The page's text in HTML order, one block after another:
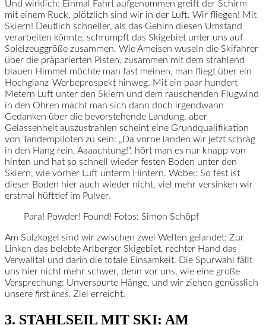
Und wirklich: Einmal Fahrt aufgenommen greift der Schirm
mit einem Ruck, plötzlich sind wir in der Luft. Wir fliegen! Mit
Skiern! Deutlich schneller, als das Gehirn diesen Umstand
verarbeiten könnte, schrumpft das Skigebiet unter uns auf
Spielzeuggröße zusammen. Wie Ameisen wuseln die Skifahrer
über die präparierten Pisten, zusammen mit dem strahlend
blauen Himmel möchte man fast meinen, man fliegt über ein
Hochglanz-Werbeprospekt hinweg. Mit ein paar hundert
Metern Luft unter den Skiern und dem rauschenden Flugwind
in den Ohren macht man sich dann doch irgendwann
Gedanken über die bevorstehende Landung, aber
Gelassenheit auszustrahlen scheint eine Grundqualifikation
von Tandempiloten zu sein: „Da vorne landen wir jetzt schräg
in den Hang rein, Aaaachtung!“, hört man es nur knapp von
hinten und hat so schnell wieder festen Boden unter den
Skiern, wie vorher Luft unterm Hintern. Wobei: So fest ist
dieser Boden hier auch wieder nicht, viel mehr versinken wir
erstmal hüfttief im Pulver.
Para! Powder! Found! Fotos: Simon Schöpf
Am Sulzkogel sind wir zwischen zwei Welten gelandet: Zur
Linken das belebte Arlberger Skigebiet, rechter Hand das
Verwalltal und darin die totale Einsamkeit. Die Spurwahl fällt
uns hier nicht mehr schwer, denn vor uns, wie eine große
Versprechung: Unverspurte Hänge, und wir ziehen genüsslich
unsere first lines. Ziel erreicht.
3. STAHLSEIL MIT SKI: AM